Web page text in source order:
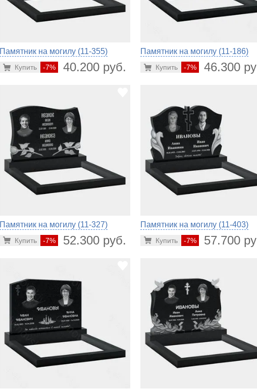
Памятник на могилу (11-355)
-7% 40.200 руб.
Купить
Памятник на могилу (11-186)
-7% 46.300
Купить
Памятник на могилу (11-327)
-7% 52.300 руб.
Купить
Памятник на могилу (11-403)
-7% 57.700
Купить